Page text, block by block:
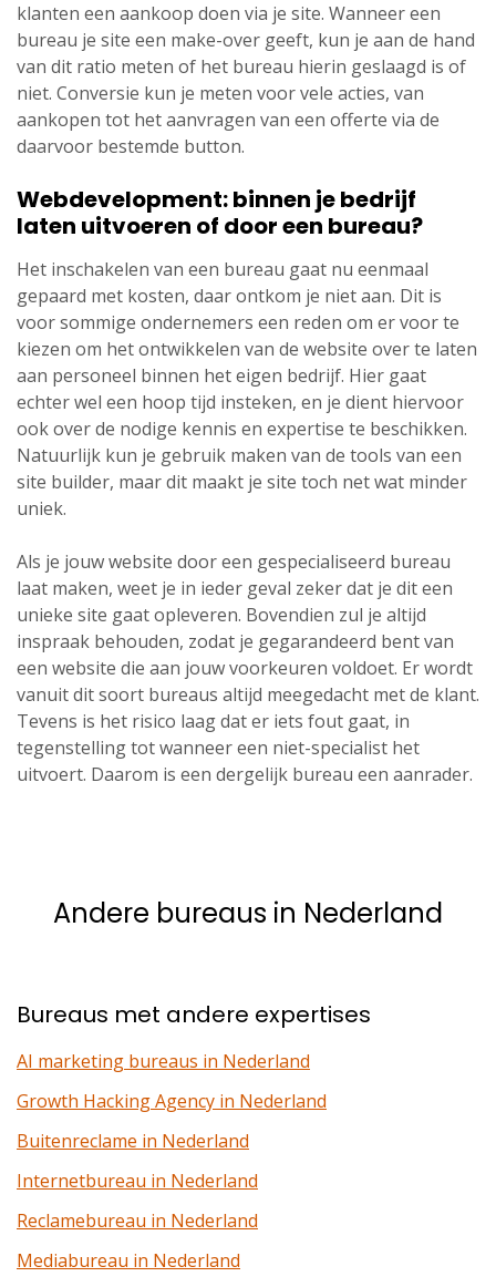
klanten een aankoop doen via je site. Wanneer een
bureau je site een make-over geeft, kun je aan de hand
van dit ratio meten of het bureau hierin geslaagd is of
niet. Conversie kun je meten voor vele acties, van
aankopen tot het aanvragen van een offerte via de
daarvoor bestemde button.
Webdevelopment: binnen je bedrijf
laten uitvoeren of door een bureau?
Het inschakelen van een bureau gaat nu eenmaal
gepaard met kosten, daar ontkom je niet aan. Dit is
voor sommige ondernemers een reden om er voor te
kiezen om het ontwikkelen van de website over te laten
aan personeel binnen het eigen bedrijf. Hier gaat
echter wel een hoop tijd insteken, en je dient hiervoor
ook over de nodige kennis en expertise te beschikken.
Natuurlijk kun je gebruik maken van de tools van een
site builder, maar dit maakt je site toch net wat minder
uniek.
Als je jouw website door een gespecialiseerd bureau
laat maken, weet je in ieder geval zeker dat je dit een
unieke site gaat opleveren. Bovendien zul je altijd
inspraak behouden, zodat je gegarandeerd bent van
een website die aan jouw voorkeuren voldoet. Er wordt
vanuit dit soort bureaus altijd meegedacht met de klant.
Tevens is het risico laag dat er iets fout gaat, in
tegenstelling tot wanneer een niet-specialist het
uitvoert. Daarom is een dergelijk bureau een aanrader.
Andere bureaus in Nederland
Bureaus met andere expertises
AI marketing bureaus in Nederland
Growth Hacking Agency in Nederland
Buitenreclame in Nederland
Internetbureau in Nederland
Reclamebureau in Nederland
Mediabureau in Nederland